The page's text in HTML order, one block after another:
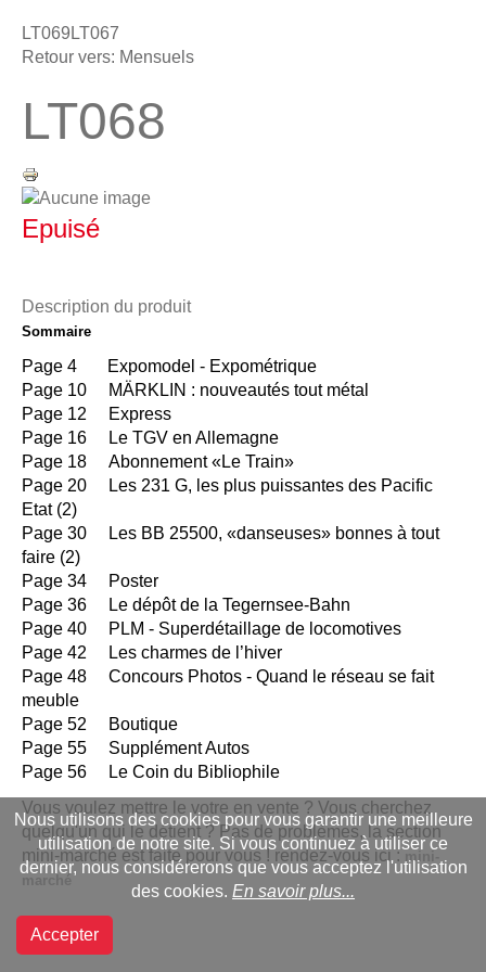
LT069 LT067
Retour vers: Mensuels
LT068
Epuisé
Description du produit
Sommaire
Page 4 Expomodel - Expométrique
Page 10 MÄRKLIN : nouveautés tout métal
Page 12 Express
Page 16 Le TGV en Allemagne
Page 18 Abonnement «Le Train»
Page 20 Les 231 G, les plus puissantes des Pacific
Etat (2)
Page 30 Les BB 25500, «danseuses» bonnes à tout
faire (2)
Page 34 Poster
Page 36 Le dépôt de la Tegernsee-Bahn
Page 40 PLM - Superdétaillage de locomotives
Page 42 Les charmes de l’hiver
Page 48 Concours Photos - Quand le réseau se fait
meuble
Page 52 Boutique
Page 55 Supplément Autos
Page 56 Le Coin du Bibliophile
Vous voulez mettre le votre en vente ? Vous cherchez
quelqu'un qui le détient ? Pas de problèmes, la section
mini-marché est faite pour vous ! rendez-vous ici :
Nous utilisons des cookies pour vous garantir une meilleure
utilisation de notre site. Si vous continuez à utiliser ce
dernier, nous considérerons que vous acceptez l'utilisation
des cookies. En savoir plus...
Accepter